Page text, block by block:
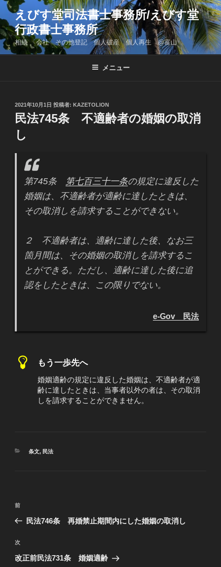
コ
ン
テ
ン
ツ
えびす堂司法書士事務所/えびす堂
行政書士事務所
相続 会社 その他登記 個人破産 個人再生 @富山
メニュー
投
稿
日:
2021年10月1日 投稿者: KAZETOLION
民法745条 不適齢者の婚姻の取消
し
第745条 第七百三十一条の規定に違反した
婚姻は、不適齢者が適齢に達したときは、
その取消しを請求することができない。
２ 不適齢者は、適齢に達した後、なお三
箇月間は、その婚姻の取消しを請求するこ
とができる。ただし、適齢に達した後に追
認をしたときは、この限りでない。
e-Gov 民法
もう一歩先へ
婚姻適齢の規定に違反した婚姻は、不適齢者が適
齢に達したときは、当事者以外の者は、その取消
しを請求することができません。
カ
条文, 民法
投
ビ
ゲ
過
去
投
稿
前
民法746条 再婚禁止期間内にした婚姻の取消し
次
の
次
改正前民法731条 婚姻適齢